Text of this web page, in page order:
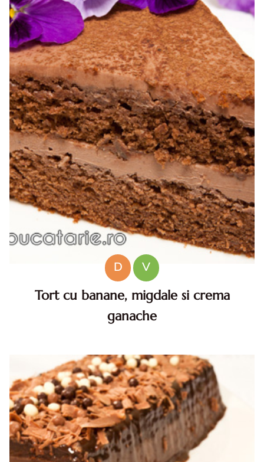
D
V
Tort cu banane, migdale si crema
ganache
ciocolata cu lapte)